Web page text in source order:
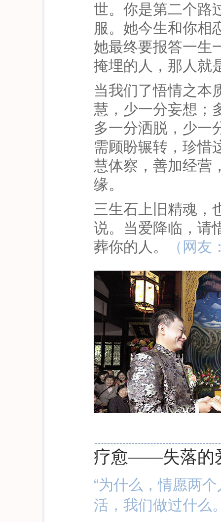
世。你是第二个路
服。她今生和你相
她最终要报答一生
掩埋的人，那人就
当我们了悟情之本
慧，少一分妄想；
多一分洒脱，少一
需顾盼辗转，珍惜
慧体察，善加经营
缘。
三生石上旧精魂，
说。当爱降临，请
葬你的人。
（网
疗愈——失落的
“为什么，情愿两
活，我们做过什么